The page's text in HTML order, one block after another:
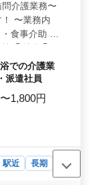
プライベー
境が整って
きやすくな
した福利
2級以上の
完備で、年
おりま
き、経験
介護業務〜
〜業務内
食事介助 ・
援あるので
にお問い合
での介護業
派遣社員
1,800円
駅近
長期